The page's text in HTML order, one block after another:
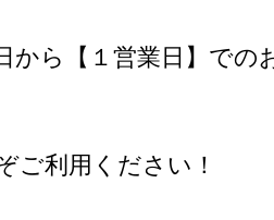
から【１営業日】での
ご利用ください！